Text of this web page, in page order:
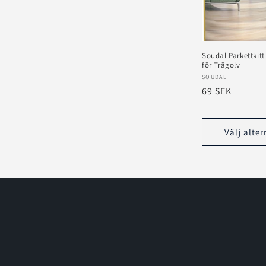
i
Soudal
för Trägolv
Säljare:
SOUDAL
Ordinarie
69 SEK
Välj